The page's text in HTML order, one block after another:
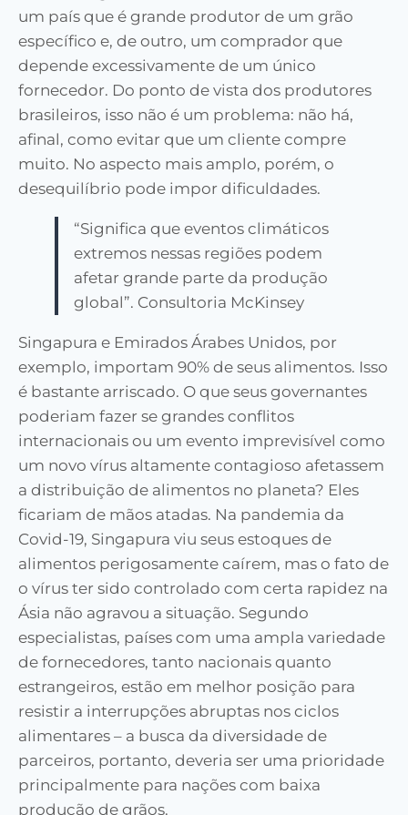
um país que é grande produtor de um grão
específico e, de outro, um comprador que
depende excessivamente de um único
fornecedor. Do ponto de vista dos produtores
brasileiros, isso não é um problema: não há,
afinal, como evitar que um cliente compre
muito. No aspecto mais amplo, porém, o
desequilíbrio pode impor dificuldades.
“Significa que eventos climáticos
extremos nessas regiões podem
afetar grande parte da produção
global”. Consultoria McKinsey
Singapura e Emirados Árabes Unidos, por
exemplo, importam 90% de seus alimentos. Isso
é bastante arriscado. O que seus governantes
poderiam fazer se grandes conflitos
internacionais ou um evento imprevisível como
um novo vírus altamente contagioso afetassem
a distribuição de alimentos no planeta? Eles
ficariam de mãos atadas. Na pandemia da
Covid-19, Singapura viu seus estoques de
alimentos perigosamente caírem, mas o fato de
o vírus ter sido controlado com certa rapidez na
Ásia não agravou a situação. Segundo
especialistas, países com uma ampla variedade
de fornecedores, tanto nacionais quanto
estrangeiros, estão em melhor posição para
resistir a interrupções abruptas nos ciclos
alimentares – a busca da diversidade de
parceiros, portanto, deveria ser uma prioridade
principalmente para nações com baixa
produção de grãos.